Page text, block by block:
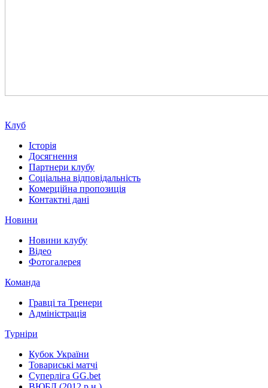
Клуб
Історія
Досягнення
Партнери клубу
Соціальна відповідальність
Комерційна пропозиція
Контактні дані
Новини
Новини клубу
Відео
Фотогалерея
Команда
Гравці та Тренери
Адміністрація
Турніри
Кубок України
Товариські матчі
Суперліга GG.bet